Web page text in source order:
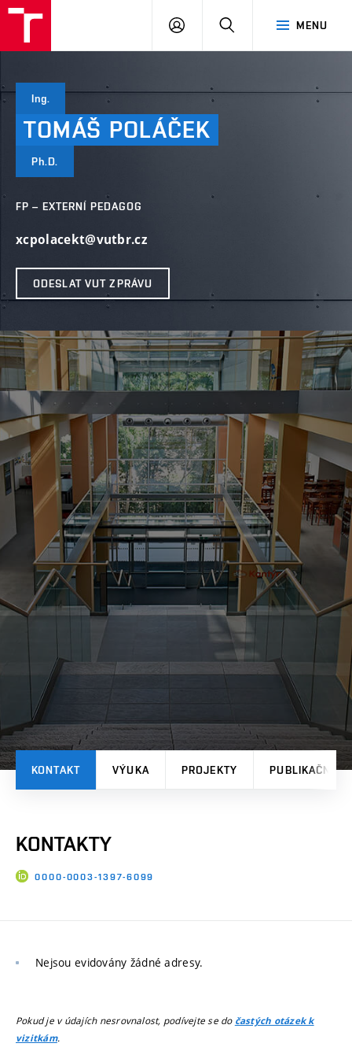
MENU
PŘIHLÁSIT
Ing.
TOMÁŠ POLÁČEK
Ph.D.
FP – EXTERNÍ PEDAGOG
xcpolacekt@vutbr.cz
ODESLAT VUT ZPRÁVU
KONTAKT VÝUKA PROJEKTY PUBLIKAČNÍ
KONTAKTY
0000-0003-1397-6099
Nejsou evidovány žádné adresy.
Pokud je v údajích nesrovnalost, podívejte se do častých otázek k
vizitkám.